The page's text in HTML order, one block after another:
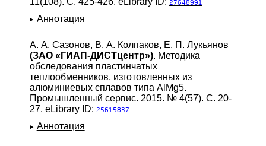
27648991
Аннотация
А. А. Сазонов, В. А. Колпаков, Е. П. Лукьянов
(ЗАО «ГИАП-ДИСТцентр»). Методика
обследования пластинчатых
теплообменников, изготовленных из
алюминиевых сплавов типа AlMg5.
Промышленный сервис. 2015. № 4(57). С. 20-
27. eLibrary ID: 25615837
Аннотация